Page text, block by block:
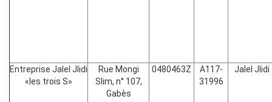
Entreprise Jalel Jlidi
«les trois S»
Rue Mongi
Slim, n° 107,
Gabès
0480463Z
A117-
31996
Jalel Jlidi